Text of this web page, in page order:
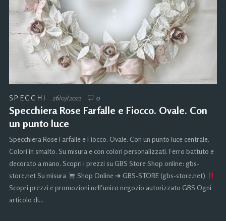
SPECCHI 26/07/2021 0
Specchiera Rose Farfalle e Fiocco. Ovale. Con
un punto luce
Specchiera Rose Farfalle e Fiocco. Ovale. Con un punto luce centrale.
Colori in smalto. Su misura e con colori personalizzati. Ferro battuto e
decorato a mano. Scopri i prezzi su GBS Store Shop online: gbs-
store.net Su misura
Shop Online ➜ GBS-STORE (gbs-store.net)
Scopri prezzi e promozioni nell’unico negozio autorizzato GBS Ogni
articolo di…